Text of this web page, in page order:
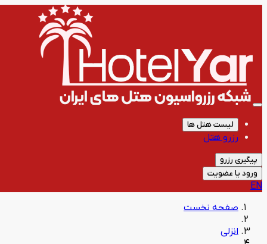
لیست هتل ها
رزرو هتل
پیگیری رزرو
ورود یا عضویت
EN
صفحه نخست
انزلی